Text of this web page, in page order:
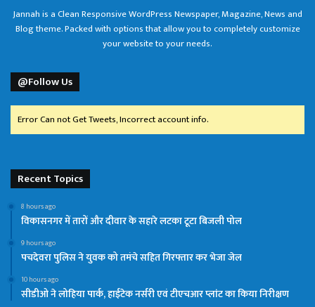
Jannah is a Clean Responsive WordPress Newspaper, Magazine, News and
Blog theme. Packed with options that allow you to completely customize
your website to your needs.
@Follow Us
Error Can not Get Tweets, Incorrect account info.
Recent Topics
8 hours ago
विकासनगर में तारों और दीवार के सहारे लटका टूटा बिजली पोल
9 hours ago
पचदेवरा पुलिस ने युवक को तमंचे सहित गिरफ्तार कर भेजा जेल
10 hours ago
सीडीओ ने लोहिया पार्क, हाईटेक नर्सरी एवं टीएचआर प्लांट का किया निरीक्षण